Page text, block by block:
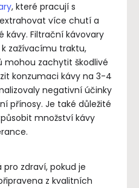
, které pracují s
více chutí a
kávy. Filtrační kávovary
zažívacímu traktu,
zachytit škodlivé
konzumaci kávy na 3-4
negativní účinky
přínosy. Je také důležité
množství kávy
zdraví, pokud je
z kvalitních